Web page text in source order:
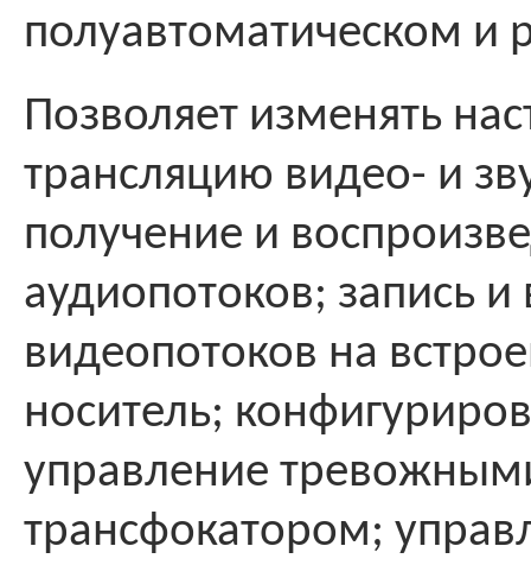
полуавтоматическом и
Позволяет изменять
трансляцию видео- и
получение и
аудиопотоков; запись
видеопотоков на
носитель;
управление
трансфокатором;